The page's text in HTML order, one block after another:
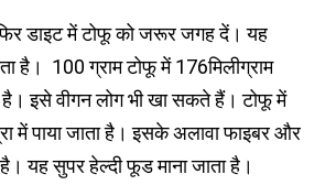
फिर डाइट में टोफू को जरूर जगह दें। यह
है। 100 ग्राम टोफू में 176मिलीग्राम
है। इसे वीगन लोग भी खा सकते हैं। टोफू में
में पाया जाता है। इसके अलावा फाइबर और
है। यह सुपर हेल्दी फूड माना जाता है।